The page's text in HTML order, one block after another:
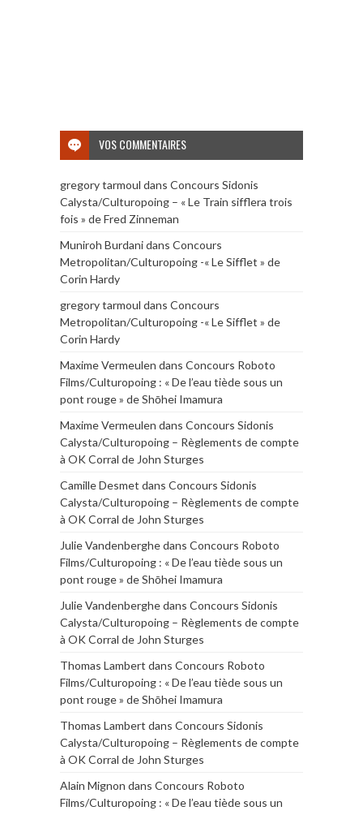
VOS COMMENTAIRES
gregory tarmoul dans Concours Sidonis
Calysta/Culturopoing – « Le Train sifflera trois
fois » de Fred Zinneman
Muniroh Burdanidans Concours
Metropolitan/Culturopoing -« Le Sifflet » de
Corin Hardy
gregory tarmoul dans Concours
Metropolitan/Culturopoing -« Le Sifflet » de
Corin Hardy
Maxime Vermeulen dans Concours Roboto
Films/Culturopoing : « De l’eau tiède sous un
pont rouge » de Shōhei Imamura
Maxime Vermeulen dans Concours Sidonis
Calysta/Culturopoing – Règlements de compte
à OK Corral de John Sturges
Camille Desmet dans Concours Sidonis
Calysta/Culturopoing – Règlements de compte
à OK Corral de John Sturges
Julie Vandenberghedans Concours Roboto
Films/Culturopoing : « De l’eau tiède sous un
pont rouge » de Shōhei Imamura
Julie Vandenberghedans Concours Sidonis
Calysta/Culturopoing – Règlements de compte
à OK Corral de John Sturges
Thomas Lambert dans Concours Roboto
Films/Culturopoing : « De l’eau tiède sous un
pont rouge » de Shōhei Imamura
Thomas Lambert dans Concours Sidonis
Calysta/Culturopoing – Règlements de compte
à OK Corral de John Sturges
Alain Mignon dans Concours Roboto
Films/Culturopoing : « De l’eau tiède sous un